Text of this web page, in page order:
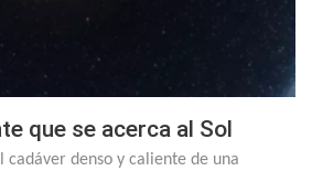
que se acerca al Sol
cadáver denso y caliente de una